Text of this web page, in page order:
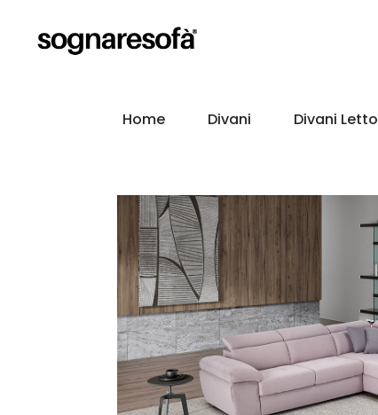
Home Divani Divani Letto